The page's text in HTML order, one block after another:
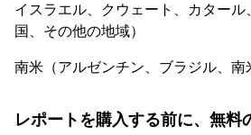
イスラエル、クウェート、カター
国、その他の地域）
南米（アルゼンチン、ブラジル、南
レポートを購入する前に、無料